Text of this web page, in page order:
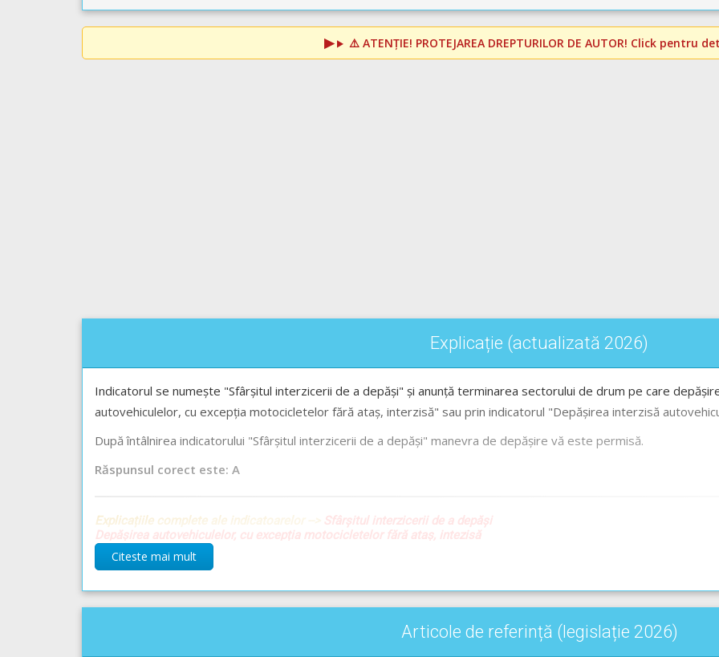
⚠️ ATENȚIE! PROTEJAREA DREPTURILOR DE AUTOR! Click pentru
Explicație (actualizată 2026)
Indicatorul se numește "Sfârșitul interzicerii de a depăși" și anunță terminarea sectorului de drum pe care
autovehiculelor, cu excepția motocicletelor fără ataș, interzisă" sau prin indicatorul "Depășirea interzisă
După întâlnirea indicatorului "Sfârșitul interzicerii de a depăși" manevra de depășire vă este permisă.
Răspunsul corect este: A
Explicațiile complete ale indicatoarelor -->
Sfârșitul interzicerii de a depăși
Depășirea autovehiculelor, cu excepția motocicletelor fără ataș, intezisă
Depășirea interzisă autovehiculelor destinate transportului de mărfuri
Citeste mai mult
Articole de referință (legislație 2026)